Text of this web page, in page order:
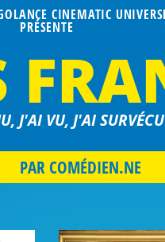
CINEMATIC
PRÉSENTE
J'AI VU, J'AI
PAR COMÉDIEN.NE